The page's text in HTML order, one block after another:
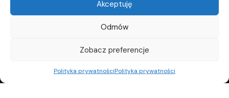
Akceptuję
Odmów
Zobacz preferencje
Polityka prywatnościPolityka prywatności